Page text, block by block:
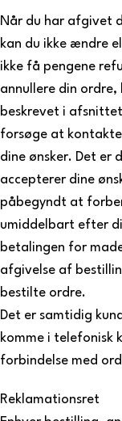
Når du har afgivet
kan du ikke ændre
ikke få pengene
annullere din ordre,
beskrevet i
forsøge at
dine ønsker. Det er
accepterer dine
påbegyndt at
umiddelbart efter
betalingen for
afgivelse af
bestilte ordre.
Det er samtidig
komme i telefonisk
forbindelse med
Reklamationsret